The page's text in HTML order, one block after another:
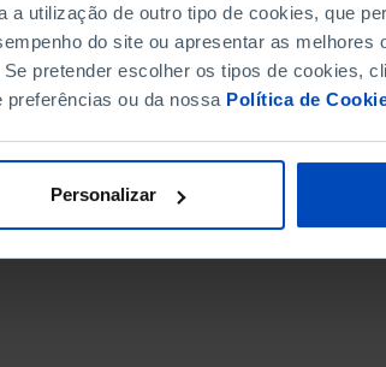
utilização de outro tipo de cookies, que
do site ou apresentar as melhores
pretender escolher os tipos de cookies,
ou da nossa Política de
Personalizar
FIM